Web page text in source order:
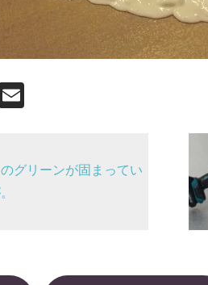
W
グリーンが固まってい